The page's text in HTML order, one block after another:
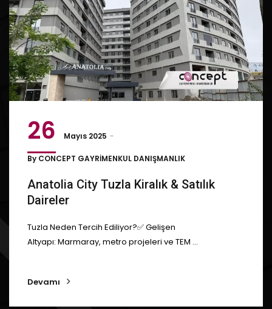
26 Mayıs 2025
By CONCEPT GAYRİMENKUL DANIŞMANLIK
Anatolia City Tuzla Kiralık & Satılık
Daireler
Tuzla Neden Tercih Ediliyor?✅ Gelişen
Altyapı: Marmaray, metro projeleri ve TEM ...
Devamı